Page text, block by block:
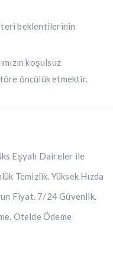
beklentilerinin
koşulsuz
öncülük etmektir.
Eşyalı Daireler ile
Temizlik. Yüksek Hızda
Fiyat. 7/24 Güvenlik.
Otelde Ödeme